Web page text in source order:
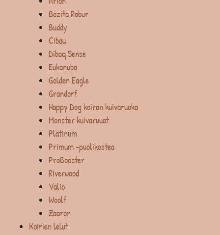
Bozita Robur
Buddy
Cibau
Dibaq Sense
Eukanuba
Golden Eagle
Grandorf
Happy Dog koiran kuivaruoka
Monster kuivaruuat
Platinum
Primum -puolikostea
ProBooster
Riverwood
Valio
Woolf
Zaaron
Koirien lelut